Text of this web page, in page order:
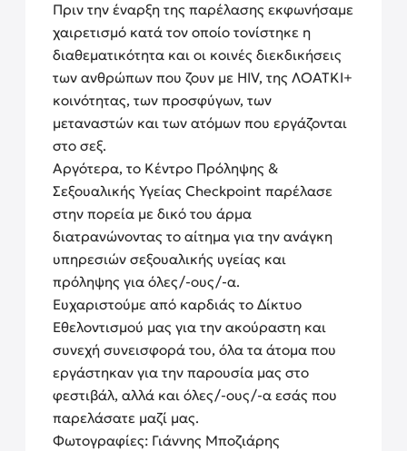
Πριν την έναρξη της παρέλασης εκφωνήσαμε
χαιρετισμό κατά τον οποίο τονίστηκε η
διαθεματικότητα και οι κοινές διεκδικήσεις
των ανθρώπων που ζουν με HIV, της ΛΟΑΤΚΙ+
κοινότητας, των προσφύγων, των
μεταναστών και των ατόμων που εργάζονται
στο σεξ.
Αργότερα, το Kέντρο Πρόληψης &
Σεξουαλικής Υγείας Checkpoint παρέλασε
στην πορεία με δικό του άρμα
διατρανώνοντας το αίτημα για την ανάγκη
υπηρεσιών σεξουαλικής υγείας και
πρόληψης για όλες/-ους/-α.
Ευχαριστούμε από καρδιάς το Δίκτυο
Εθελοντισμού μας για την ακούραστη και
συνεχή συνεισφορά του, όλα τα άτομα που
εργάστηκαν για την παρουσία μας στο
φεστιβάλ, αλλά και όλες/-ους/-α εσάς που
παρελάσατε μαζί μας.
Φωτογραφίες: Γιάννης Μποζιάρης